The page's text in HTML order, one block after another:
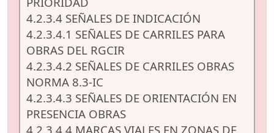
4.2.3.4 SEÑALES DE INDICACIÓN
4.2.3.4.1 SEÑALES DE CARRILES PARA
OBRAS DEL RGCIR
4.2.3.4.2 SEÑALES DE CARRILES OBRAS
NORMA 8.3-IC
4.2.3.4.3 SEÑALES DE ORIENTACIÓN EN
PRESENCIA OBRAS
4.2.3.4.4 MARCAS VIALES EN ZONAS DE